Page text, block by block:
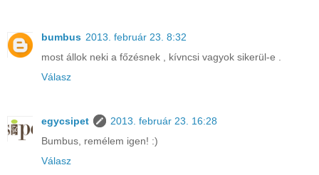
bumbus 2013. február 23. 8:32
most állok neki a főzésnek , kívncsi vagyok sikerül-e .
Válasz
egycsipet
2013. február 23. 16:28
Bumbus, remélem igen! :)
Válasz